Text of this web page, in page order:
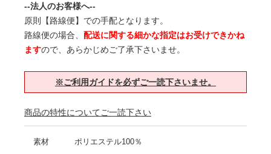
--法人のお客様へ--
原則【路線便】での手配となります。
路線便の場合、 配送に関する細かな指定はお受けできかね
ますので、あらかじめご了承下さいませ。
※ご利用ガイドを必ずご一読下さいませ。
商品の特性についてご一読下さい
素材 ポリエステル100％